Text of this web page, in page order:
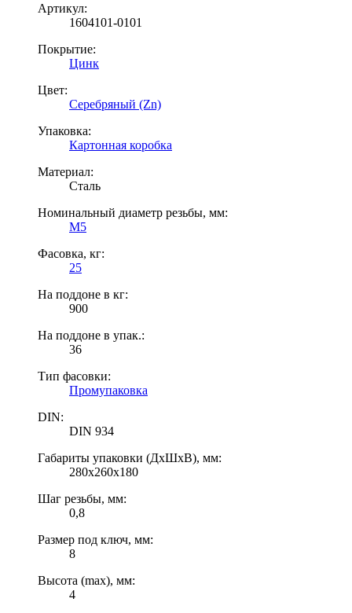
Артикул:
1604101-0101
Покрытие:
Цинк
Цвет:
Серебряный (Zn)
Упаковка:
Картонная коробка
Материал:
Сталь
Номинальный диаметр резьбы, мм:
М5
Фасовка, кг:
25
На поддоне в кг:
900
На поддоне в упак.:
36
Тип фасовки:
Промупаковка
DIN:
DIN 934
Габариты упаковки (ДхШхВ), мм:
280х260х180
Шаг резьбы, мм:
0,8
Размер под ключ, мм:
8
Высота (max), мм:
4